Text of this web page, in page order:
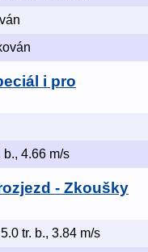
i pro
b., 4.66 m/s
- Zkoušky
tr. b., 3.84 m/s